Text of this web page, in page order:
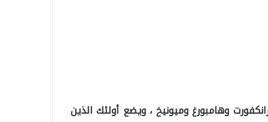
وهامبورغ وميونيخ ، ويضع أولئك الذين